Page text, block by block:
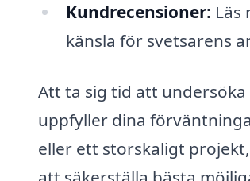
Kundrecensioner: Läs
känsla för svetsarens
Att ta sig tid att
uppfyller dina
eller ett storskaligt